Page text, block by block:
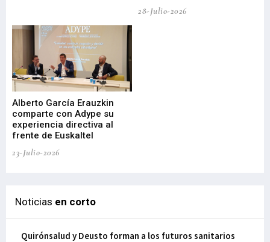
28-Julio-2026
Alberto García Erauzkin
comparte con Adype su
experiencia directiva al
frente de Euskaltel
23-Julio-2026
Noticias en corto
Quirónsalud y Deusto forman a los futuros sanitarios